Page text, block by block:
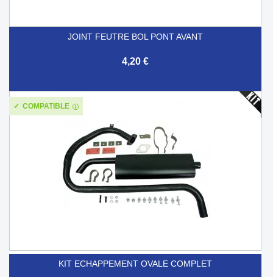
JOINT FEUTRE BOL PONT AVANT
4,20 €
KIT ECHAPPEMENT OVALE COMPLET
COMPATIBLE